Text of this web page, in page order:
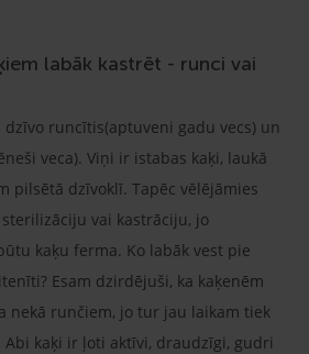
labāk kastrēt - runci vai
runcītis(aptuveni gadu vecs) un
veca). Viņi ir istabas kaķi, laukā
pilsētā dzīvoklī. Tapēc vēlējāmies
vai kastrāciju, jo
kaķu ferma. Ko labāk vest pie
Esam dzirdējuši, ka kaķenēm
nekā runčiem, jo tur jau laikam tiek
kaķi ir ļoti aktīvi, draudzīgi, gudri